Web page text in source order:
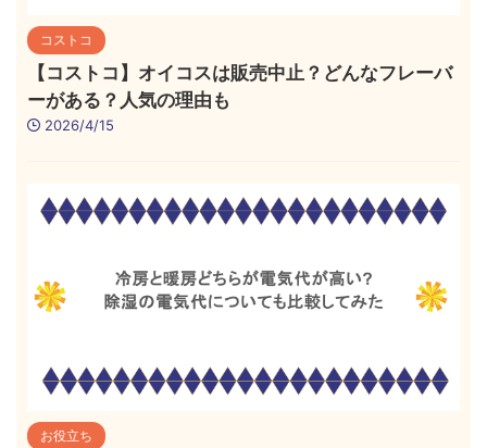
コストコ
【コストコ】オイコスは販売中止？どんなフレーバ
ーがある？人気の理由も
2026/4/15
お役立ち